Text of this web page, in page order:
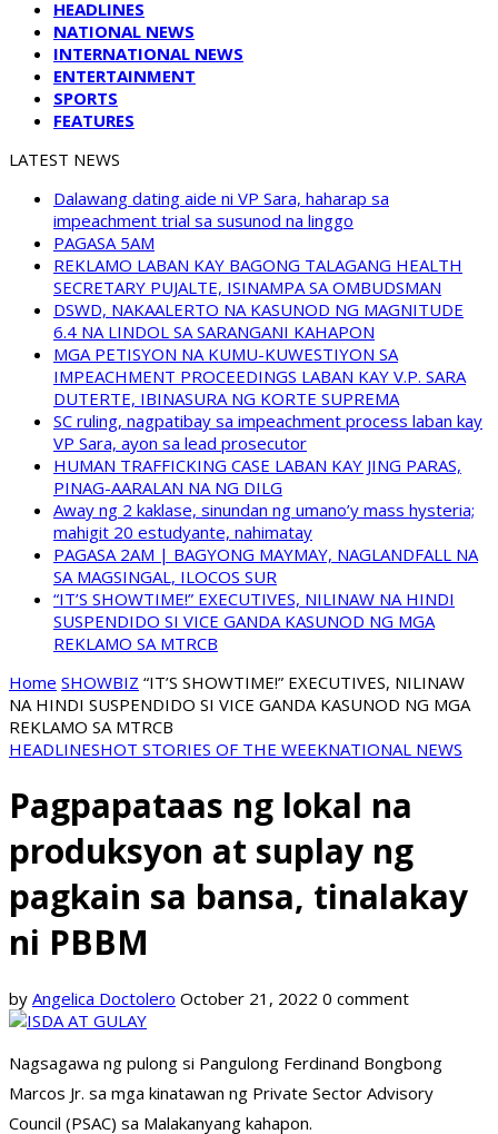
HEADLINES
NATIONAL NEWS
INTERNATIONAL NEWS
ENTERTAINMENT
SPORTS
FEATURES
LATEST NEWS
Dalawang dating aide ni VP Sara, haharap sa
impeachment trial sa susunod na linggo
PAGASA 5AM
REKLAMO LABAN KAY BAGONG TALAGANG HEALTH
SECRETARY PUJALTE, ISINAMPA SA OMBUDSMAN
DSWD, NAKAALERTO NA KASUNOD NG MAGNITUDE
6.4 NA LINDOL SA SARANGANI KAHAPON
MGA PETISYON NA KUMU-KUWESTIYON SA
IMPEACHMENT PROCEEDINGS LABAN KAY V.P. SARA
DUTERTE, IBINASURA NG KORTE SUPREMA
SC ruling, nagpatibay sa impeachment process laban kay
VP Sara, ayon sa lead prosecutor
HUMAN TRAFFICKING CASE LABAN KAY JING PARAS,
PINAG-AARALAN NA NG DILG
Away ng 2 kaklase, sinundan ng umano’y mass hysteria;
mahigit 20 estudyante, nahimatay
PAGASA 2AM | BAGYONG MAYMAY, NAGLANDFALL NA
SA MAGSINGAL, ILOCOS SUR
“IT’S SHOWTIME!” EXECUTIVES, NILINAW NA HINDI
SUSPENDIDO SI VICE GANDA KASUNOD NG MGA
REKLAMO SA MTRCB
Home SHOWBIZ “IT’S SHOWTIME!” EXECUTIVES, NILINAW
NA HINDI SUSPENDIDO SI VICE GANDA KASUNOD NG MGA
REKLAMO SA MTRCB
HEADLINESHOT STORIES OF THE WEEKNATIONAL NEWS
Pagpapataas ng lokal na
produksyon at suplay ng
pagkain sa bansa, tinalakay
ni PBBM
by Angelica Doctolero October 21, 2022 0 comment
Nagsagawa ng pulong si Pangulong Ferdinand Bongbong
Marcos Jr. sa mga kinatawan ng Private Sector Advisory
Council (PSAC) sa Malakanyang kahapon.